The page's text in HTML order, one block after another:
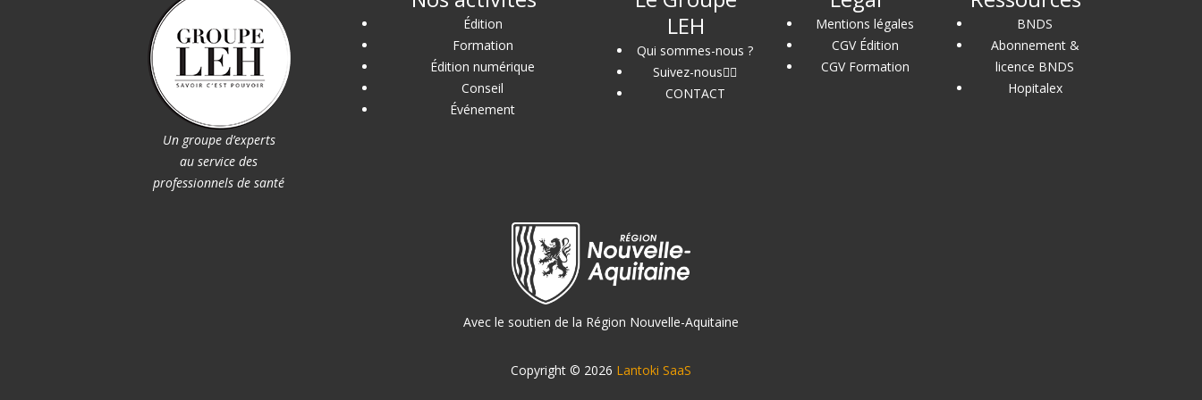
Un groupe d’experts
au service des
professionnels de santé
Édition
Formation
Édition numérique
Conseil
Événement
LEH
Qui sommes-nous ?
Suivez-nous
CONTACT
Mentions légales
CGV Édition
CGV Formation
BNDS
Abonnement &
licence BNDS
Hopitalex
Avec le soutien de la Région Nouvelle-Aquitaine
Copyright © 2026 Lantoki SaaS